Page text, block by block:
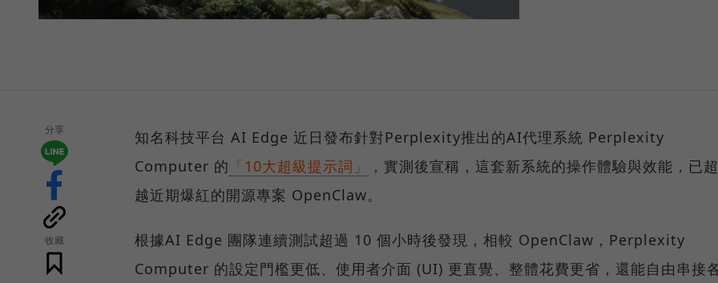
分享
收藏
知名科技平台 AI Edge 近日發布針對Perplexity推出的AI代理系統 Perplexity
Computer 的 「10大超級提示詞」
，實測後宣稱，這套新系統的操作體驗與效能，已超
越近期爆紅的開源專案 OpenClaw。
根據AI Edge 團隊連續測試超過 10 個小時後發現，相較 OpenClaw，Perplexity
Computer 的設定門檻更低、使用者介面 (UI) 更直覺、整體花費更省，還能自由串接